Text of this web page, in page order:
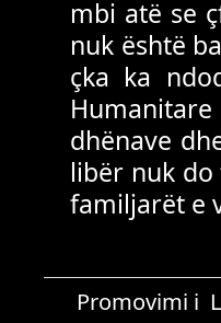
mbi atë se
nuk është
çka ka
dhënave
libër nuk
familjarët e
Promovimi i